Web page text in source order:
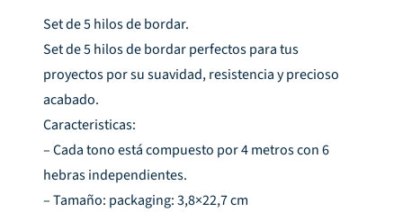
cantidad
Set de 5 hilos de bordar.
Set de 5 hilos de bordar perfectos para tus
proyectos por su suavidad, resistencia y precioso
acabado.
Caracteristicas:
– Cada tono está compuesto por 4 metros con 6
hebras independientes.
– Tamaño: packaging: 3,8×22,7 cm